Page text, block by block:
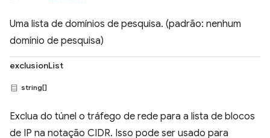
Uma lista de domínios de pesquisa. (padrão: nenhum
domínio de pesquisa)
exclusionList
string[]
Exclua do túnel o tráfego de rede para a lista de blocos
de IP na notação CIDR. Isso pode ser usado para